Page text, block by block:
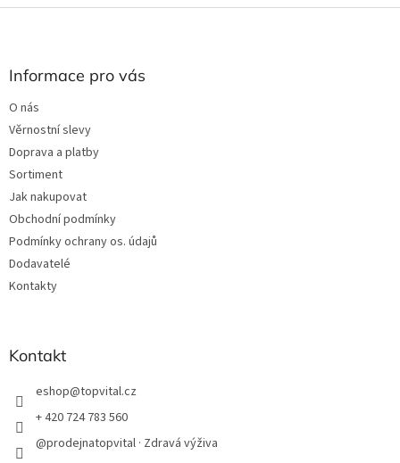
Z
Informace pro vás
O nás
Věrnostní slevy
Doprava a platby
Sortiment
Jak nakupovat
Obchodní podmínky
Podmínky ochrany os. údajů
Dodavatelé
Kontakty
Kontakt
eshop@topvital.cz
+ 420 724 783 560
@prodejnatopvital · Zdravá výživa